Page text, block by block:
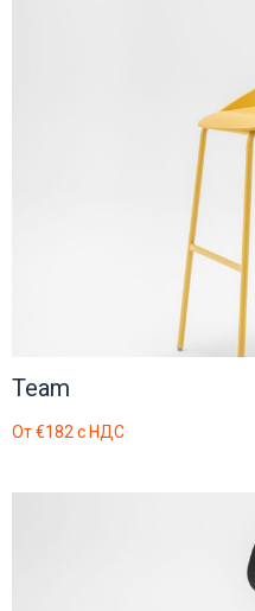
Team
От€182 с НДС